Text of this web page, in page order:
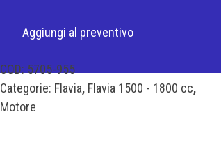
Aggiungi al preventivo
COD: 5705-955
Categorie: Flavia, Flavia 1500 - 1800 cc,
Motore